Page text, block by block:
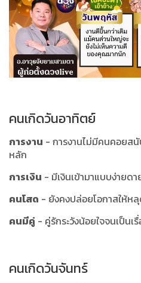
คนเกิดวันอาทิตย์
การงาน - การงานไม่มีคนคอยส
หลัก
การเงิน - มีเงินเข้ามาแบบง่ายด
คนโสด - ยังคงปล่อยโอกาสให้ห
คนมีคู่ - คู่รักระวังน้อยใจจนเป็นเ
คนเกิดวันจันทร์